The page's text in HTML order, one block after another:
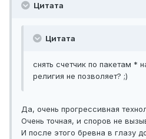
Цитата
Цитата
снять счетчик по пакетам *
религия не позволяет? ;)
Да, очень прогрессивная
Очень точная, и споров не
И после этого бревна в глазу